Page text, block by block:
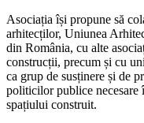
Asociația își propune să
arhitecților, Uniunea
din România, cu alte
construcții, precum și cu
ca grup de susținere și de
politicilor publice
spațiului construit.